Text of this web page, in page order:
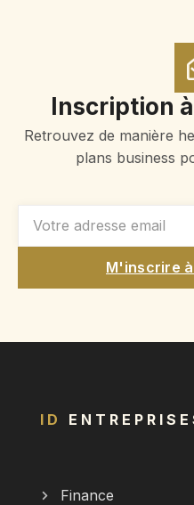
Inscription
Retrouvez de manière
plans business
M'inscrire
ID
Finance